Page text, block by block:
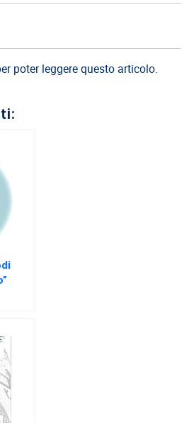
poter leggere questo articolo.